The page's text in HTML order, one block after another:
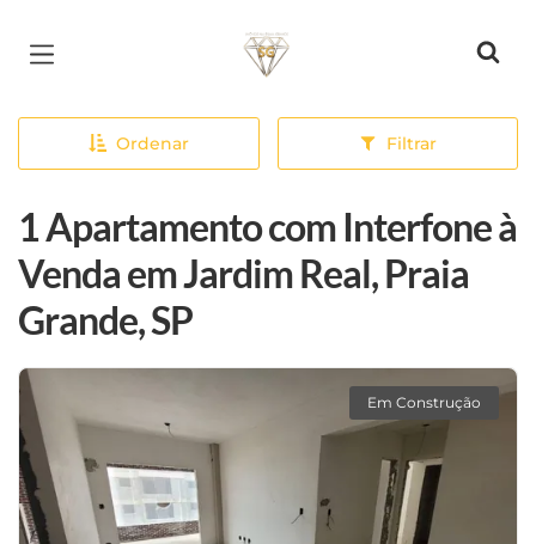
Página inicial
Ordenar Filtrar
1 Apartamento com Interfone à
Venda em Jardim Real, Praia
Grande, SP
Em Construção